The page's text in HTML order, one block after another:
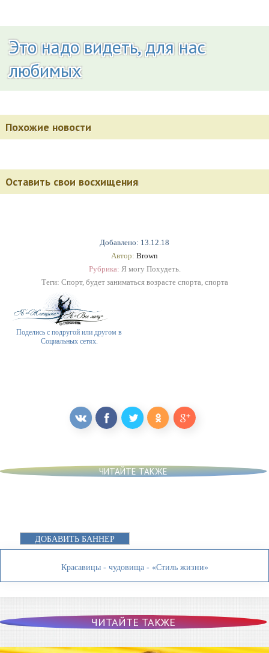
Добавлено: 13.12.18
Автор: Brown
Рубрика: Я могу Похудеть.
Теги: Спорт, будет заниматься возрасте спорта, спорта
Поделись с подругой или другом в
Социальных сетях.
Это надо видеть, для нас
любимых
Похожие новости
Оставить свои восхищения
ЧИТАЙТЕ ТАКЖЕ
ДОБАВИТЬ БАННЕР
Красавицы - чудовища - «Стиль жизни»
ЧИТАЙТЕ ТАКЖЕ